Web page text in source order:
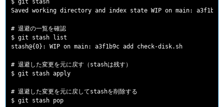
$ git stash
Saved working directory and index state WIP on main: a3f1b9c
# 退避の一覧を確認
$ git stash list
stash@{0}: WIP on main: a3f1b9c add check-disk.sh
# 退避した変更を元に戻す（stashは残す）
$ git stash apply
# 退避した変更を元に戻してstashを削除する